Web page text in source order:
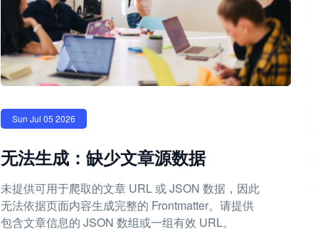
Sun Jul 05 2026
无法生成：缺少文章源数据
未提供可用于爬取的文章 URL 或 JSON 数据，因此
无法依据页面内容生成完整的 Frontmatter。请提供
包含文章信息的 JSON 数组或一组有效 URL。